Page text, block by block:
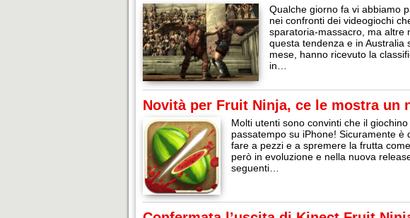
Qualche giorno fa vi abbiamo
nei confronti dei videogiochi
sparatoria-massacro, ma altre
questa tendenza e in Australia
mese, hanno ricevuto la
in…
Novità per Fruit Ninja, ce le mostra un
Molti utenti sono convinti che il
passatempo su iPhone! Sicuramente
fare a pezzi e a spremere la frutta
però in evoluzione e nella nuova
seguenti…